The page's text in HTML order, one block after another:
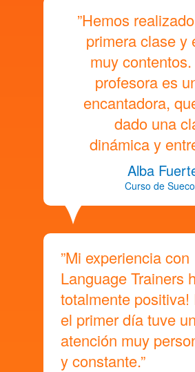
”Hemos
primera clase y
muy
profesora es
encantadora,
dado una
dinámica y
Alba
Curso de
”Mi experiencia con
Language Trainers
totalmente positiva!
el primer día tuve
atención muy
y constante.”